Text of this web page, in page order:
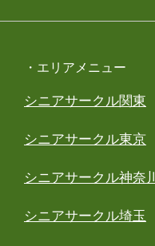
・エリアメニュー
シニアサークル関東
シニアサークル東京
シニアサークル神奈川
シニアサークル埼玉